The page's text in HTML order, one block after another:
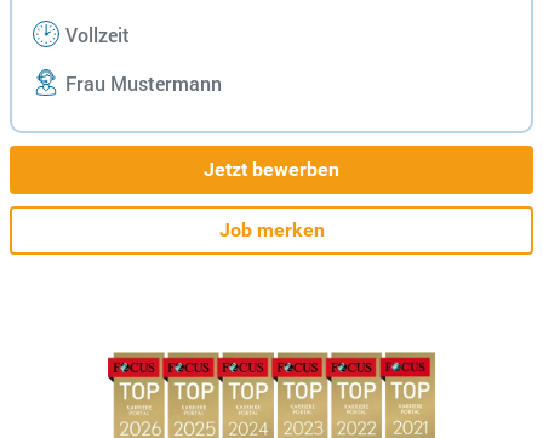
Vollzeit
Frau Mustermann
Jetzt bewerben
Job merken